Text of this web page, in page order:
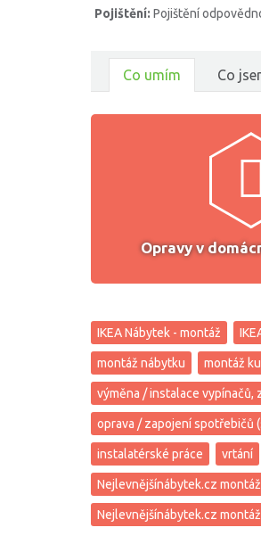
Pojištění: Pojištění
Co umím Co
Opravy v
IKEA Nábytek - montáž
montáž nábytku montáž
výměna / instalace vypínačů,
oprava / zapojení spotřebičů
instalatérské práce vrtání
Nejlevnějšínábytek.cz
Nejlevnějšínábytek.cz